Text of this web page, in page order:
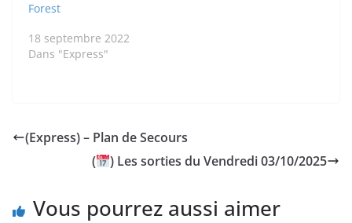
Forest
18 septembre 2022
Dans "Express"
(Express) – Plan de Secours
(
) Les sorties du Vendredi 03/10/2025
Vous pourrez aussi aimer